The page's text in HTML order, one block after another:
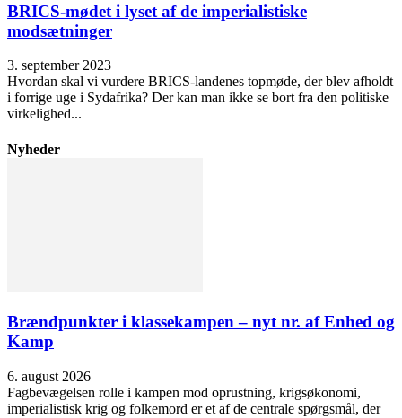
BRICS-mødet i lyset af de imperialistiske
modsætninger
3. september 2023
Hvordan skal vi vurdere BRICS-landenes topmøde, der blev afholdt
i forrige uge i Sydafrika? Der kan man ikke se bort fra den politiske
virkelighed...
Nyheder
Brændpunkter i klassekampen – nyt nr. af Enhed og
Kamp
6. august 2026
Fagbevægelsen rolle i kampen mod oprustning, krigsøkonomi,
imperialistisk krig og folkemord er et af de centrale spørgsmål, der